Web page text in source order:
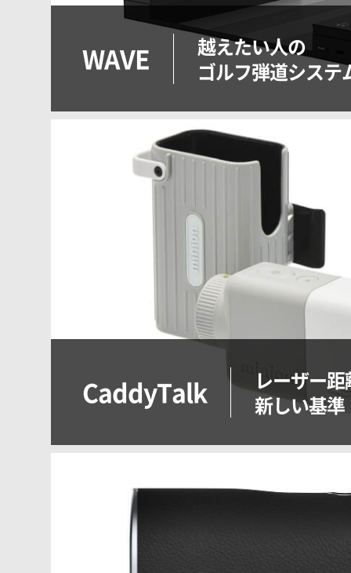
WAVE
越えたい人の
ゴルフ弾道システ
CaddyTalk
レーザー
新しい基準